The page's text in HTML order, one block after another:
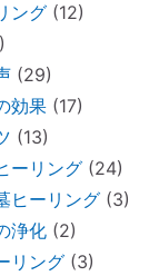
度について ～
魂？
始める『 家族の
マを相殺できる
断捨離
ーリング（ペッ
：全身に効果的
ング(12)
(29)
効果(17)
(13)
ーリング(24)
ヒーリング(3)
浄化(2)
リング(3)